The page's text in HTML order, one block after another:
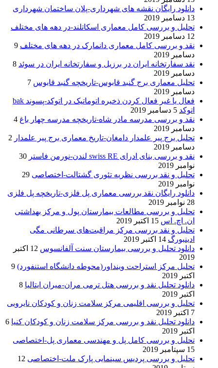
دانلود رایگان نقشه های شهرداری-پلان ساختمان شهرداری
13 دسامبر 2019
تحلیل و بررسی کامل معماری اسکاتلند-در دهه های مختلف
12 دسامبر 2019
نقد و بررسی کامل معماری دانمارک در دهه های مختلف 9
دسامبر 2019
نقد سفارتخانه ایران در برزیل و سفارتخانه ایران در سوئد 8
دسامبر 2019
تحلیل معماری برج گنبد قابوس-تاریخچه گنبد قابوس 7
دسامبر 2019
فعال یا غیر فعال کردن ذخیره اتوماتیک در اتوکد-پسوند bak
اتوکد 5 دسامبر 2019
نقد و بررسی مدرسه مادر شاه-تاریخچه مدرسه چهار باغ 4
دسامبر 2019
تحلیل برج پیر علمدار دامغان-تاریخ معماری برج پیر علمدار 2
دسامبر 2019
نقد و بررسی بنای ادرای swiss RE لندن-نورمن فاستر
30
نوامبر 2019
تحلیل و نقد بررسی نظریه تئوری گشتالت-اختصاصی 29
نوامبر 2019
دانلود رایگان نقد بررسی معماری پل فلزی-تاریخچه پل فلزی
28 نوامبر 2019
تحلیل و بررسی مطالعات بیمارستان پول و مرکز بهداشتی
ان. اچ. اس 15 اکتبر 2019
تحلیل و نقد بررسی مرکز مراقبت‌های سرطانی مگی
ادینبورگ 14 اکتبر 2019
دانلود تحلیل و بررسی بیمارستان سنت آلفانسوس
12 اکتبر
2019
تحلیل مرکز استراحت وینداور(محوطه دانشگاه استنفورد) 9
اکتبر 2019
دانلود تحلیل نقد و بررسی هتل ترمی مران-میران ایتالیا 8
اکتبر 2019
تحلیل و بررسی اقلیمی مرکز سلامت زنان و کودکان نایروبی
7 اکتبر 2019
دانلود تحلیل نقد و بررسی مرکز سلامت زنان و کودکان کنیا 6
اکتبر 2019
تحلیل و بررسی کامل پل و مهندسی معماری پل-اختصاصی
15 سپتامبر 2019
تحلیل و بررسی پردیس سینمایی پارک ملت-اختصاصی 12